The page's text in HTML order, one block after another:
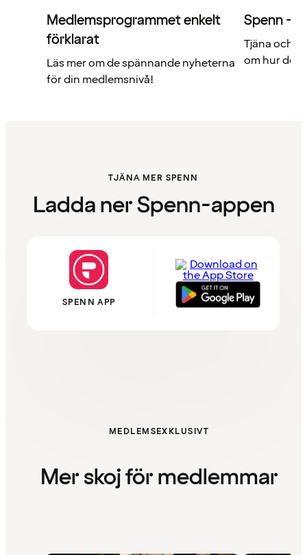
Medlemsprogrammet enkelt
förklarat
Läs mer om de spännande nyheterna
för din medlemsnivå!
Spenn –
Tjäna och
om hur det
TJÄNA MER SPENN
Ladda ner Spenn-appen
SPENN APP
MEDLEMSEXKLUSIVT
Mer skoj för medlemmar